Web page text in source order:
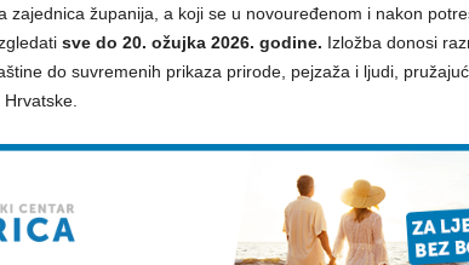
zajednica županija, a koji se u novouređenom i nakon
sve do 20. ožujka 2026. godine. Izložba donosi
do suvremenih prikaza prirode, pejzaža i ljudi,